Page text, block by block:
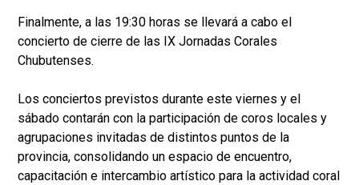
Finalmente, a las 19:30 horas se llevará a cabo el
concierto de cierre de las IX Jornadas Corales
Chubutenses.
Los conciertos previstos durante este viernes y el
sábado contarán con la participación de coros locales y
agrupaciones invitadas de distintos puntos de la
provincia, consolidando un espacio de encuentro,
capacitación e intercambio artístico para la actividad coral